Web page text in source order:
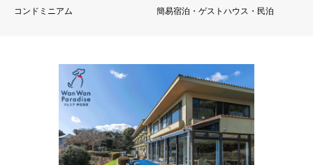
コンドミニアム
簡易宿泊・ゲストハウス・民泊